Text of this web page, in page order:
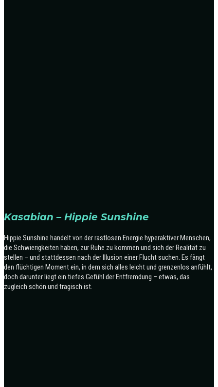
Kasabian – Hippie Sunshine
Hippie Sunshine handelt von der rastlosen Energie hyperaktiver Menschen,
die Schwierigkeiten haben, zur Ruhe zu kommen und sich der Realität zu
stellen – und stattdessen nach der Illusion einer Flucht suchen. Es fängt
den flüchtigen Moment ein, in dem sich alles leicht und grenzenlos anfühlt,
doch darunter liegt ein tiefes Gefühl der Entfremdung – etwas, das
zugleich schön und tragisch ist.